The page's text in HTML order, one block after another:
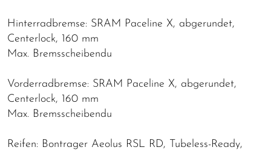
Hinterradbremse: SRAM Paceline X, abgerundet,
Centerlock, 160 mm
Max. Bremsscheibendu
Vorderradbremse: SRAM Paceline X, abgerundet,
Centerlock, 160 mm
Max. Bremsscheibendu
Reifen: Bontrager Aeolus RSL RD, Tubeless-Ready,